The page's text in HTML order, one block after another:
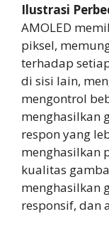
Ilustrasi
AMOLED
piksel,
terhadap
di sisi lain,
mengontrol
menghasilkan
respon yang
menghasilkan
kualitas
menghasilkan
responsif, dan